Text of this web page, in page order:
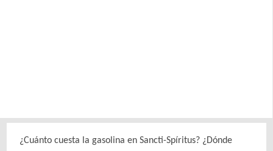
¿Cuánto cuesta la gasolina en Sancti-Spíritus? ¿Dónde